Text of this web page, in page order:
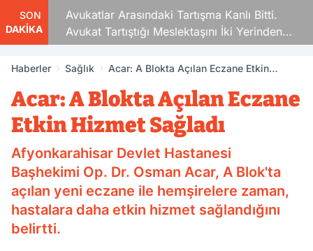
SON
DAKİKA
Avukatlar Arasındaki Tartışma Kanlı Bitti.
Avukat Tartıştığı Meslektaşını İki Yerinden
Vurdu
Haberler Sağlık
Acar: A Blokta Açılan Eczane Etkin
Acar: A Blokta Açılan Eczane
Etkin Hizmet Sağladı
Afyonkarahisar Devlet Hastanesi
Başhekimi Op. Dr. Osman Acar, A Blok'ta
açılan yeni eczane ile hemşirelere zaman,
hastalara daha etkin hizmet sağlandığını
belirtti.